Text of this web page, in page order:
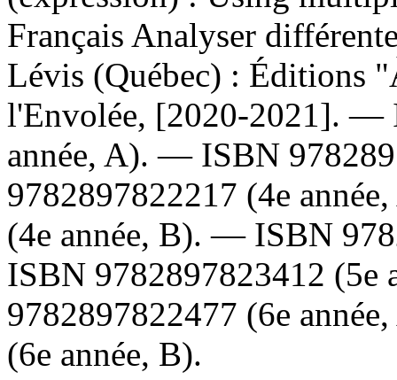
Français Analyser
Lévis (Québec) : Éditions
l'Envolée, [2020-2021]. —
année, A). — ISBN
9782897822217 (4e
(4e année, B). — ISBN
ISBN 9782897823412 (5e
9782897822477 (6e
(6e année, B).